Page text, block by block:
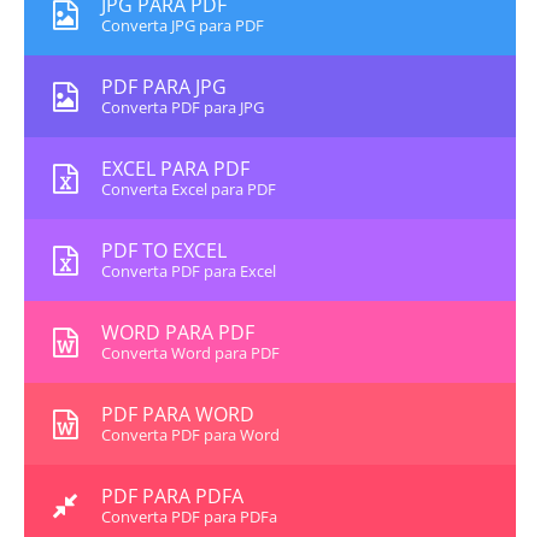
Converta JPG para PDF
PDF PARA JPG
Converta PDF para JPG
EXCEL PARA PDF
Converta Excel para PDF
PDF TO EXCEL
Converta PDF para Excel
WORD PARA PDF
Converta Word para PDF
PDF PARA WORD
Converta PDF para Word
PDF PARA PDFA
Converta PDF para PDFa